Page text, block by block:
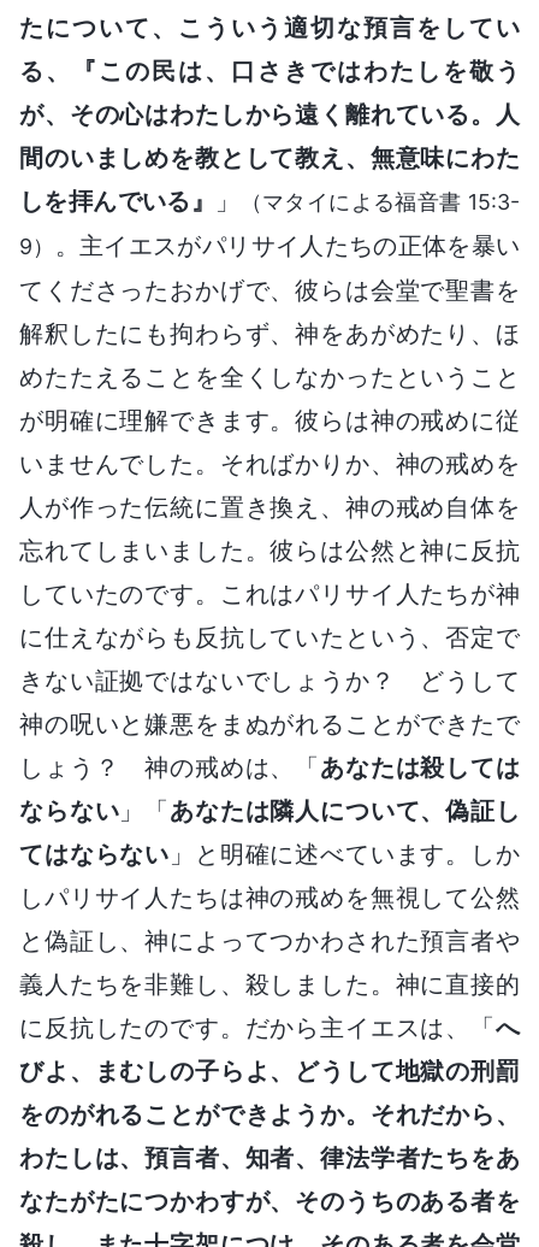
たについて、こういう適切な預言をしてい
る、『この民は、口さきではわたしを敬う
が、その心はわたしから遠く離れている。人
間のいましめを教として教え、無意味にわた
しを拝んでいる』
」
（マタイによる福音書 15:3-
9）
。主イエスがパリサイ人たちの正体を暴い
てくださったおかげで、彼らは会堂で聖書を
解釈したにも拘わらず、神をあがめたり、ほ
めたたえることを全くしなかったということ
が明確に理解できます。彼らは神の戒めに従
いませんでした。そればかりか、神の戒めを
人が作った伝統に置き換え、神の戒め自体を
忘れてしまいました。彼らは公然と神に反抗
していたのです。これはパリサイ人たちが神
に仕えながらも反抗していたという、否定で
きない証拠ではないでしょうか？ どうして
神の呪いと嫌悪をまぬがれることができたで
しょう？ 神の戒めは、「あなたは殺しては
ならない 」「あなたは隣人について、偽証し
てはならない 」と明確に述べています。しか
しパリサイ人たちは神の戒めを無視して公然
と偽証し、神によってつかわされた預言者や
義人たちを非難し、殺しました。神に直接的
に反抗したのです。だから主イエスは、「へ
びよ、まむしの子らよ、どうして地獄の刑罰
をのがれることができようか。それだから、
わたしは、預言者、知者、律法学者たちをあ
なたがたにつかわすが、そのうちのある者を